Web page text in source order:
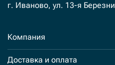
г. Иваново, ул. 13-я
Компания
Доставка и оплата